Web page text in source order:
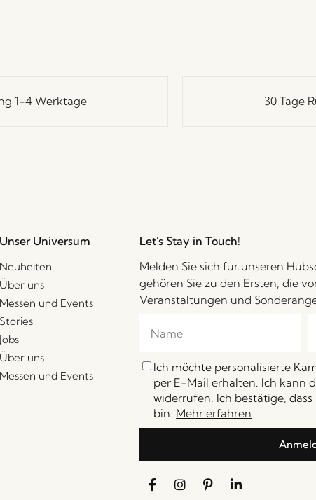
1-4 Werktage 30 Tage
Unser Universum
Neuheiten
Über uns
Messen und Events
Stories
Jobs
Über uns
Messen und Events
Let's Stay in Touch!
Melden Sie sich für unseren
gehören Sie zu den Ersten, die
Veranstaltungen und
Ich möchte personalisierte
per E-Mail erhalten. Ich kann
widerrufen. Ich bestätige, dass
bin. Mehr erfahren